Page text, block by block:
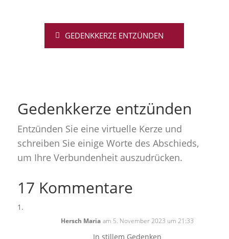
GEDENKKERZE ENTZÜNDEN
Gedenkkerze entzünden
Entzünden Sie eine virtuelle Kerze und
schreiben Sie einige Worte des Abschieds,
um Ihre Verbundenheit auszudrücken.
17 Kommentare
Hersch Maria am 5. November 2023 um 21:33
In stillem Gedenken